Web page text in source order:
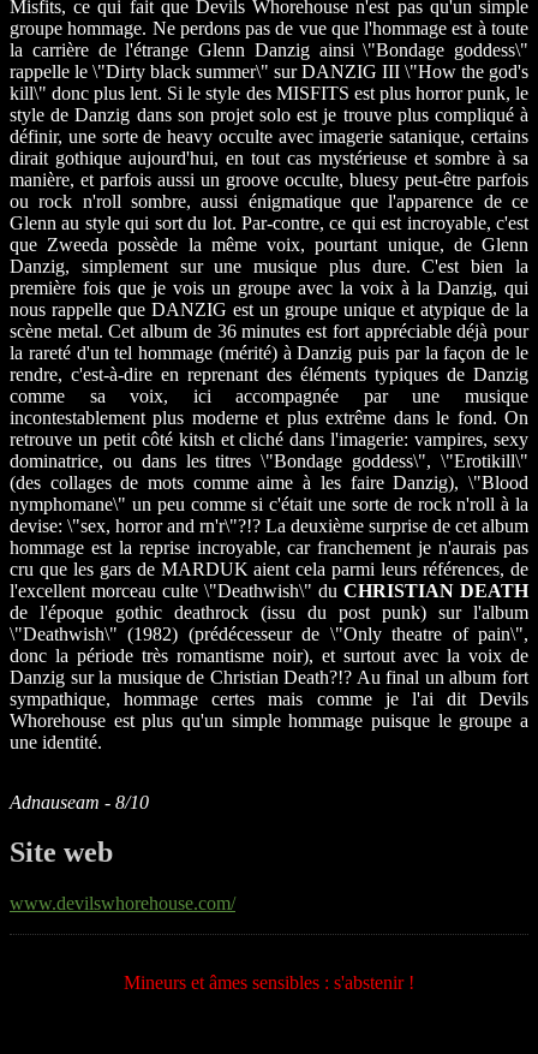
Misfits, ce qui fait que Devils Whorehouse n'est pas qu'un simple
groupe hommage. Ne perdons pas de vue que l'hommage est à toute
la carrière de l'étrange Glenn Danzig ainsi \"Bondage goddess\"
rappelle le \"Dirty black summer\" sur DANZIG III \"How the god's
kill\" donc plus lent. Si le style des MISFITS est plus horror punk, le
style de Danzig dans son projet solo est je trouve plus compliqué à
définir, une sorte de heavy occulte avec imagerie satanique, certains
dirait gothique aujourd'hui, en tout cas mystérieuse et sombre à sa
manière, et parfois aussi un groove occulte, bluesy peut-être parfois
ou rock n'roll sombre, aussi énigmatique que l'apparence de ce
Glenn au style qui sort du lot. Par-contre, ce qui est incroyable, c'est
que Zweeda possède la même voix, pourtant unique, de Glenn
Danzig, simplement sur une musique plus dure. C'est bien la
première fois que je vois un groupe avec la voix à la Danzig, qui
nous rappelle que DANZIG est un groupe unique et atypique de la
scène metal. Cet album de 36 minutes est fort appréciable déjà pour
la rareté d'un tel hommage (mérité) à Danzig puis par la façon de le
rendre, c'est-à-dire en reprenant des éléments typiques de Danzig
comme sa voix, ici accompagnée par une musique
incontestablement plus moderne et plus extrême dans le fond. On
retrouve un petit côté kitsh et cliché dans l'imagerie: vampires, sexy
dominatrice, ou dans les titres \"Bondage goddess\", \"Erotikill\"
(des collages de mots comme aime à les faire Danzig), \"Blood
nymphomane\" un peu comme si c'était une sorte de rock n'roll à la
devise: \"sex, horror and rn'r\"?!? La deuxième surprise de cet album
hommage est la reprise incroyable, car franchement je n'aurais pas
cru que les gars de MARDUK aient cela parmi leurs références, de
l'excellent morceau culte \"Deathwish\" du CHRISTIAN DEATH
de l'époque gothic deathrock (issu du post punk) sur l'album
\"Deathwish\" (1982) (prédécesseur de \"Only theatre of pain\",
donc la période très romantisme noir), et surtout avec la voix de
Danzig sur la musique de Christian Death?!? Au final un album fort
sympathique, hommage certes mais comme je l'ai dit Devils
Whorehouse est plus qu'un simple hommage puisque le groupe a
une identité.
Adnauseam - 8/10
Site web
www.devilswhorehouse.com/
Mineurs et âmes sensibles : s'abstenir !